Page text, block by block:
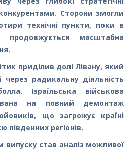
Сторони змогли
технічні пункти, поки в
продовжується масштабна
приділив долі Лівану, який
через радикальну діяльність
Ізраїльська військова
на повний демонтаж
що загрожує країні
південних регіонів.
випуску став аналіз можливої